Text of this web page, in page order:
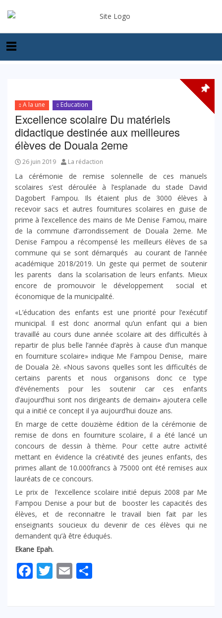
A la une Education
Excellence scolaire Du matériels
didactique destinée aux meilleures
élèves de Douala 2eme
26 juin 2019 La rédaction
La cérémonie de remise solennelle de ces manuels
scolaires s’est déroulée à l’esplanade du stade David
Dagobert Fampou. Ils étaient plus de 3000 élèves à
recevoir sacs et autres fournitures scolaires en guise de
prime à l’excellence des mains de Me Denise Famou, maire
de la commune d’arrondissement de Douala 2eme. Me
Denise Fampou a récompensé les meilleurs élèves de sa
commune qui se sont démarqués au courant de l’année
académique 2018/2019. Un geste qui permet de soutenir
les parents dans la scolarisation de leurs enfants. Mieux
encore de promouvoir le développement social et
économique de la municipalité.
«L’éducation des enfants est une priorité pour l’exécutif
municipal. Il est donc anormal qu’un enfant qui a bien
travaillé au cours dune année scolaire ait des difficultés à
repartir de plus belle l’année d’après à cause d’un manque
en fourniture scolaire» indique Me Fampou Denise, maire
de Douala 2è. «Nous savons quelles sont les difficultés de
certains parents et nous organisons donc ce type
d’événements pour les soutenir car ces enfants
d’aujourd’hui sont nos dirigeants de demain» ajoutera celle
qui a initié ce concept il ya aujourd’hui douze ans.
En marge de cette douzième édition de la cérémonie de
remise de dons en fourniture scolaire, il a été lancé un
concours de dessin à thème. Pour cette autre activité
mettant en évidence la créativité des jeunes enfants, des
primes allant de 10.000francs à 75000 ont été remises aux
lauréats de ce concours.
Le prix de l’excellence scolaire initié depuis 2008 par Me
Fampou Denise a pour but de booster les capacités des
élèves, et de reconnaitre le travail bien fait par les
enseignants soucieux du devenir de ces élèves qui ne
demandent qu’à être éduqués.
Ekane Epah.
Facebook
Twitter
Email